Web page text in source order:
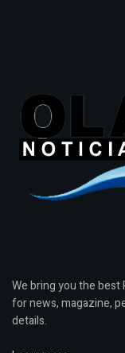
We bring you the
for news, magazine,
details.